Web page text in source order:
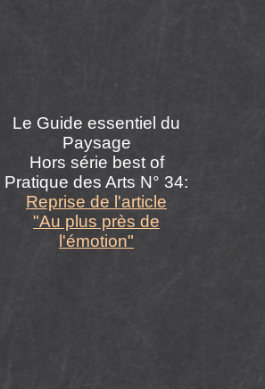
Le Guide essentiel du
Paysage
Hors série best of
Pratique des Arts N° 34:
Reprise de l'article
"Au plus près de
l'émotion"